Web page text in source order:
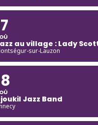
au village : Lady
sur-Lauzon
Jazz Band